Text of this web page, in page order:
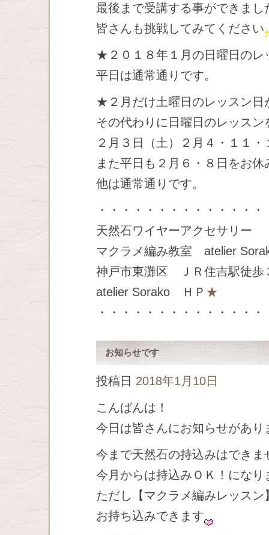
最後まで受講する事ができまし
皆さんも挑戦してみてください
★２０１８年１月の日曜日のレ
平日は通常通りです。
★２月だけ土曜日のレッスン日
その代わりに日曜日のレッスン
２月３日（土）２月４・１１
また平日も２月６・８日をお
他は通常通りです。
・・・・・・・・・・・・・・
天然石ワイヤーアクセサリー
マクラメ編み教室 atelier
神戸市東灘区 ＪＲ住吉駅徒歩
atelier Sorako ＨＰ ★
・・・・・・・・・・・・・・
お知らせです
投稿日 2018年1月10日
こんばんは！
今日は皆さんにお知らせがあり
今まで天然石の持込みはできま
今月からは持込みＯＫ！になり
ただし【マクラメ編みレッス
お持ち込みできます